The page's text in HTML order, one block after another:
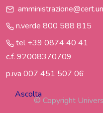
Ascolta
n.verde 800 588 815
tel +39 0874 40 41
c.f. 92008370709
p.iva 007 451 507 06
© Copyright